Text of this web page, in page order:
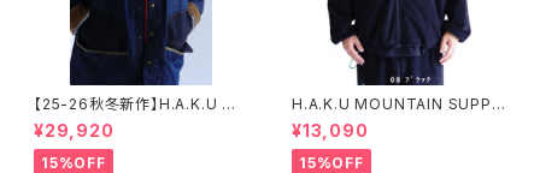
【25-26秋冬新作】H.A.K.U M
OUNTAIN SUPPLY HKT719
ハンティングカバーオール ハク
マウンテンサプライ
¥29,920
15%OFF
H.A.K.U MOUNTAIN SUPPL
Y HKT725 ヘビーフリースジャ
ケット
¥13,090
15%OFF